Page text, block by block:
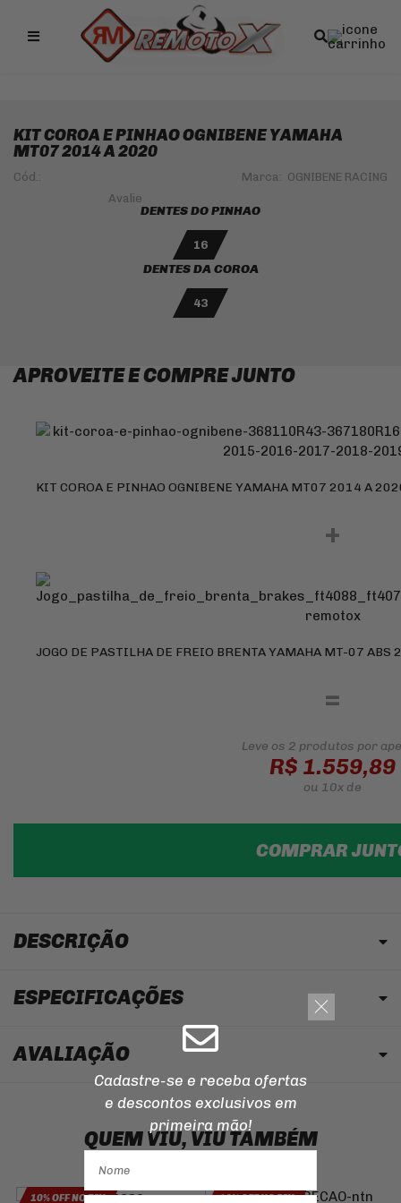
Remotox
10% OFF NO PIX
KIT COROA E PINHAO OGNIBENE YAMAHA
MT07 2014 A 2020
Cód.: Marca: OGNIBENE RACING
DENTES DO PINHAO
16
DENTES DA COROA
43
APROVEITE E COMPRE JUNTO
KIT COROA E PINHAO OGNIBENE YAMAHA MT07 2014 A
+
JOGO DE PASTILHA DE FREIO BRENTA YAMAHA MT-07
=
Leve os 2 produtos por
R$ 1.559,89
ou 10x de
COMPRAR
DESCRIÇÃO
ESPECIFICAÇÕES
AVALIAÇÃO
QUEM VIU, VIU TAMBÉM
10% OFF NO PIX 10% OFF NO PIX
Cadastre-se e receba ofertas
e descontos exclusivos em
primeira mão!